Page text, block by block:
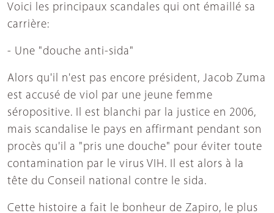
Voici les principaux scandales qui ont émaillé sa
carrière:
- Une "douche anti-sida"
Alors qu'il n'est pas encore président, Jacob Zuma
est accusé de viol par une jeune femme
séropositive. Il est blanchi par la justice en 2006,
mais scandalise le pays en affirmant pendant son
procès qu'il a "pris une douche" pour éviter toute
contamination par le virus VIH. Il est alors à la
tête du Conseil national contre le sida.
Cette histoire a fait le bonheur de Zapiro, le plus